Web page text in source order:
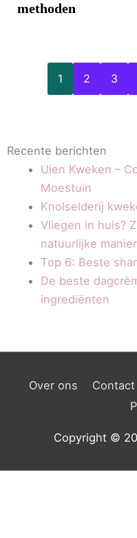
methoden
1 2 3
Recente berichten
Uien Kweken –
Moestuin
Knolselderij
Vliegen in huis?
natuurlijke manier
Top 6: Beste
De beste
ingrediënten
Over ons Contact
Copyright ©